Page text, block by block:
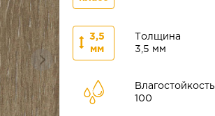
3,5
мм
Толщина
3,5 мм
Влагостойкость
100